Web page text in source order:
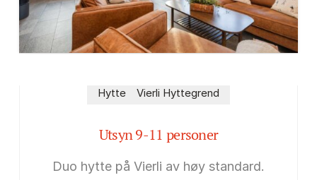
Hytte Vierli Hyttegrend
Utsyn 9-11 personer
Duo hytte på Vierli av høy standard.